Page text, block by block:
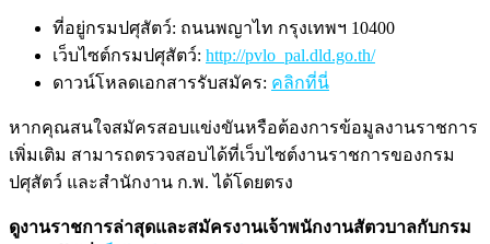
ที่อยู่กรมปศุสัตว์: ถนนพญาไท กรุงเทพฯ 10400
เว็บไซต์กรมปศุสัตว์: http://pvlo_pal.dld.go.th/
ดาวน์โหลดเอกสารรับสมัคร: คลิกที่นี่
หากคุณสนใจสมัครสอบแข่งขันหรือต้องการข้อมูลงานราชการ
เพิ่มเติม สามารถตรวจสอบได้ที่เว็บไซต์งานราชการของกรม
ปศุสัตว์ และสำนักงาน ก.พ. ได้โดยตรง
ดูงานราชการล่าสุดและสมัครงานเจ้าพนักงานสัตวบาลกับกรม